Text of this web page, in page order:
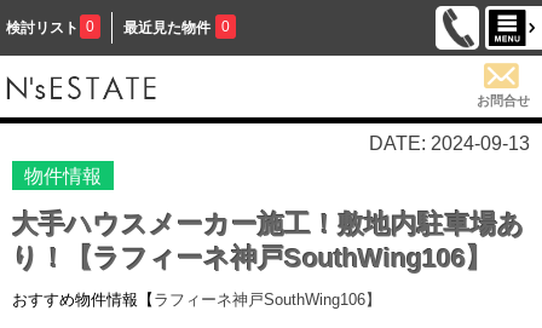
検討リスト 0 最近見た物件 0
お問合せ
DATE: 2024-09-13
物件情報
大手ハウスメーカー施工！敷地内駐車場あ
り！【ラフィーネ神戸SouthWing106】
おすすめ物件情報【 ラフィーネ神戸SouthWing106】